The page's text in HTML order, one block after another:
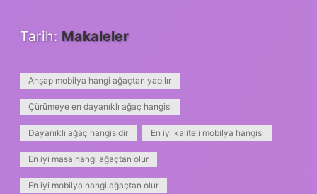
Tarih: Makaleler
Ahşap mobilya hangi ağaçtan yapılır
Çürümeye en dayanıklı ağaç hangisi
Dayanıklı ağaç hangisidir En iyi kaliteli mobilya hangisi
En iyi masa hangi ağaçtan olur
En iyi mobilya hangi ağaçtan olur